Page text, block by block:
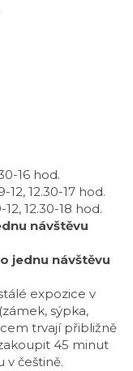
16 hod.
12.30-17 hod.
12.30-18 hod.
návštěvu
jednu návštěvu
expozice v
sýpka,
trvají přibližně
45 minut
v češtině.